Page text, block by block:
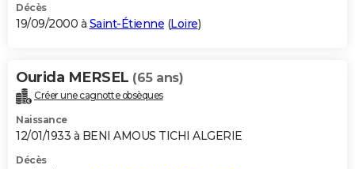
Décès
19/09/2000 à Saint-Étienne (Loire)
Ourida MERSEL (65 ans)
Créer une cagnotte obsèques
Naissance
12/01/1933 à BENI AMOUS TICHI ALGERIE
Décès